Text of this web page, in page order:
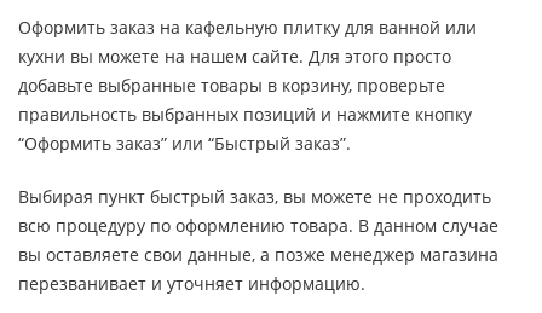
Оформить заказ на кафельную плитку для ванной или
кухни вы можете на нашем сайте. Для этого просто
добавьте выбранные товары в корзину, проверьте
правильность выбранных позиций и нажмите кнопку
“Оформить заказ” или “Быстрый заказ”.
Выбирая пункт быстрый заказ, вы можете не проходить
всю процедуру по оформлению товара. В данном случае
вы оставляете свои данные, а позже менеджер магазина
перезванивает и уточняет информацию.